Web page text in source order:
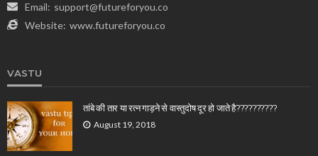
Email: support@futureforyou.co
Website: www.futureforyou.co
VASTU
तांबे की तार या रत्न गाड़ने से वास्तुदोष दूर हो जाते है??????????
August 19, 2018